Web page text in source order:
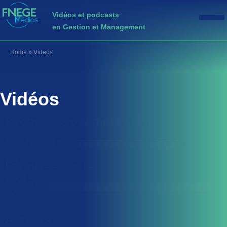
Vidéos et podcasts
en Gestion et Management
Home » Videos
Vidéos